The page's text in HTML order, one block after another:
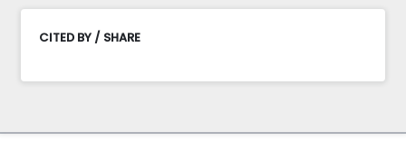
CITED BY / SHARE